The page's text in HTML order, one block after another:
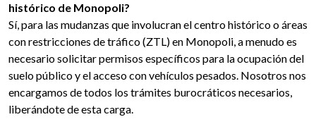
histórico de Monopoli?
Sí, para las mudanzas que involucran el centro histórico o áreas
con restricciones de tráfico (ZTL) en Monopoli, a menudo es
necesario solicitar permisos específicos para la ocupación del
suelo público y el acceso con vehículos pesados. Nosotros nos
encargamos de todos los trámites burocráticos necesarios,
liberándote de esta carga.